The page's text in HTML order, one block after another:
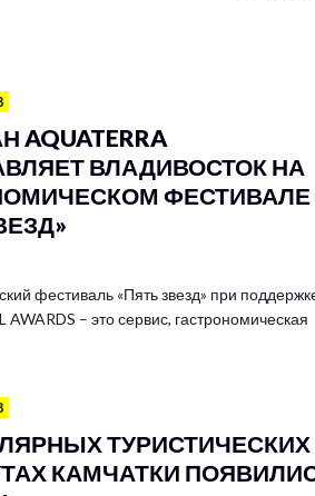
AQUATERRA
ВЛАДИВОСТОК НА
ФЕСТИВАЛЕ
фестиваль «Пять звезд» при
– это сервис, гастрономическая
ТУРИСТИЧЕСКИХ
КАМЧАТКИ